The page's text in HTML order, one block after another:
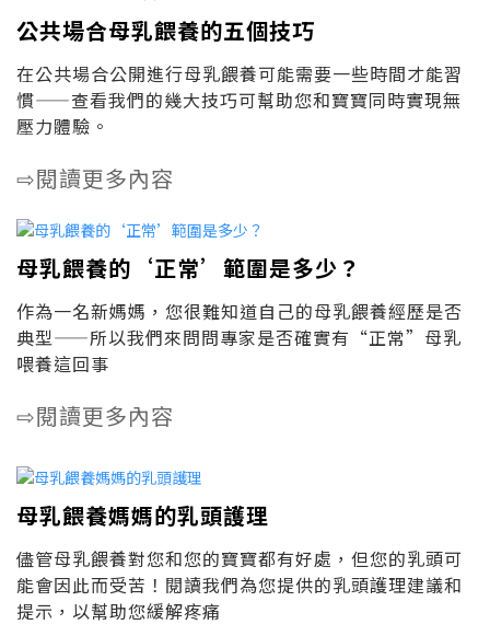
公共場合母乳餵養的五個技巧
在公共場合公開進行母乳餵養可能需要一些時間才能習
慣——查看我們的幾大技巧可幫助您和寶寶同時實現無
壓力體驗。
⇨閱讀更多內容
母乳餵養的‘正常’範圍是多少？
作為一名新媽媽，您很難知道自己的母乳餵養經歷是否
典型——所以我們來問問專家是否確實有“正常”母乳
喂養這回事
⇨閱讀更多內容
母乳餵養媽媽的乳頭護理
儘管母乳餵養對您和您的寶寶都有好處，但您的乳頭可
能會因此而受苦！閱讀我們為您提供的乳頭護理建議和
提示，以幫助您緩解疼痛